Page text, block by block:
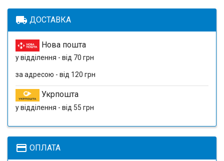
local_shipping ДОСТАВКА
Нова пошта
у відділення - від 70 грн
за адресою - від 120 грн
Укрпошта
у відділення - від 55 грн
payment ОПЛАТА